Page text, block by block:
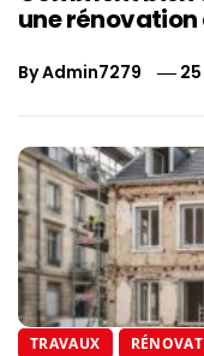
une
ByAdmin7279
TRAVAUX